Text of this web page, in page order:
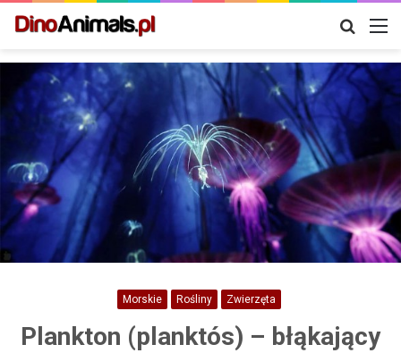
Szukaj
Morskie Rośliny Zwierzęta
Plankton (planktós) – błąkający